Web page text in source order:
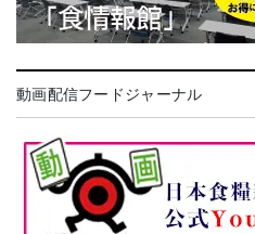
動画配信フードジャーナル